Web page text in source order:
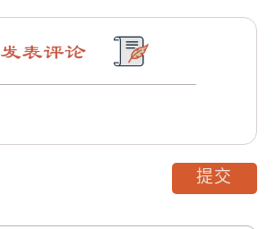
发表评论
提交